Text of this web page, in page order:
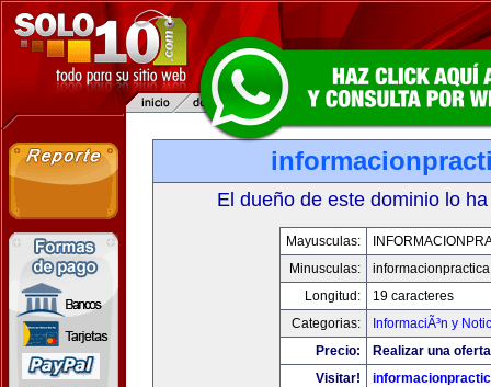
El dueño de este dominio lo
Mayusculas:
Minusculas:
Longitud:
19 caracteres
Categorias:
InformaciÃ³n y
Precio:
Realizar una
Visitar!